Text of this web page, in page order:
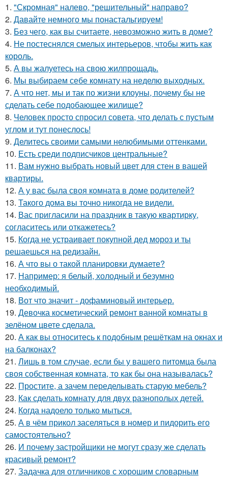
1. "Скромная" налево, "решительный" направо?
2. Давайте немного мы понастальгируем!
3. Без чего, как вы считаете, невозможно жить в доме?
4. Не постеснялся смелых интерьеров, чтобы жить как
король.
5. А вы жалуетесь на свою жилпрощадь.
6. Мы выбираем себе комнату на неделю выходных.
7. А что нет, мы и так по жизни клоуны, почему бы не
сделать себе подобающее жилище?
8. Человек просто спросил совета, что делать с пустым
углом и тут понеслось!
9. Делитесь своими самыми нелюбимыми оттенками.
10. Есть среди подписчиков центральные?
11. Вам нужно выбрать новый цвет для стен в вашей
квартиры.
12. А у вас была своя комната в доме родителей?
13. Такого дома вы точно никогда не видели.
14. Вас пригласили на праздник в такую квартирку,
согласитесь или откажетесь?
15. Когда не устраивает покупной дед мороз и ты
решаешься на редизайн.
16. А что вы о такой планировки думаете?
17. Например: я белый, холодный и безумно
необходимый.
18. Вот что значит - дофаминовый интерьер.
19. Девочка косметический ремонт ванной комнаты в
зелёном цвете сделала.
20. А как вы относитесь к подобным решёткам на окнах и
на балконах?
21. Лишь в том случае, если бы у вашего питомца была
своя собственная комната, то как бы она называлась?
22. Простите, а зачем переделывать старую мебель?
23. Как сделать комнату для двух разнополых детей.
24. Когда надоело только мыться.
25. А в чём прикол заселяться в номер и пидорить его
самостоятельно?
26. И почему застройщики не могут сразу же сделать
красивый ремонт?
27. Задачка для отличников с хорошим словарным